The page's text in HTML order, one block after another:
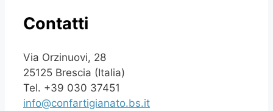
Contatti
Via Orzinuovi, 28
25125 Brescia (Italia)
Tel. +39 030 37451
info@confartigianato.bs.it